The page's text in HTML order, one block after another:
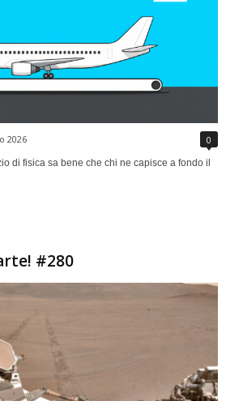
2026 0
di fisica sa bene che chi ne capisce a fondo il
#280